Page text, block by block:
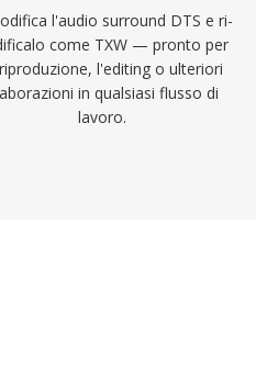
l'audio surround DTS e ri-
come TXW — pronto per
l'editing o ulteriori
in qualsiasi flusso di
lavoro.